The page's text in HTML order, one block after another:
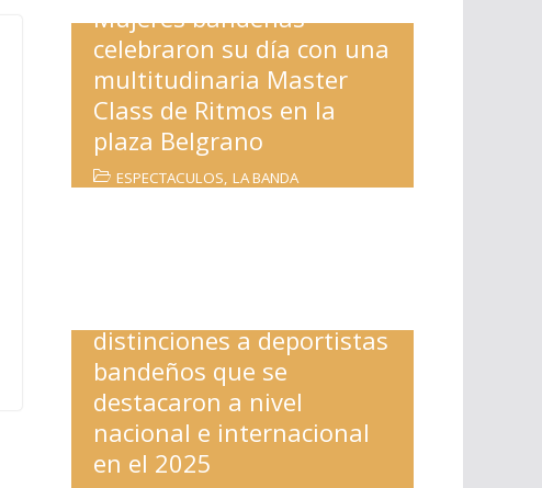
Mujeres bandeñas
celebraron su día con una
multitudinaria Master
Class de Ritmos en la
plaza Belgrano
ESPECTACULOS, LA BANDA
distinciones a deportistas
bandeños que se
destacaron a nivel
nacional e internacional
en el 2025